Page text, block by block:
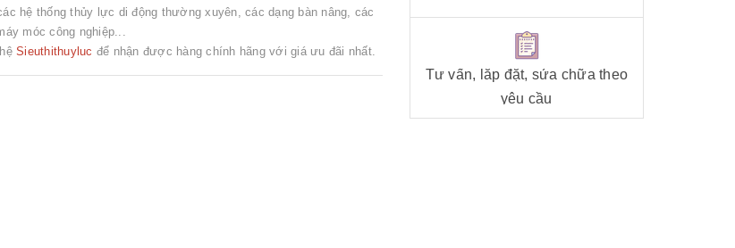
hệ thống thủy lực di động thường xuyên, các dạng bàn nâng, các
móc công nghiệp...
Sieuthithuyluc để nhận được hàng chính hãng với giá ưu đãi nhất.
Tư vấn, lắp đặt, sửa chữa theo
yêu cầu